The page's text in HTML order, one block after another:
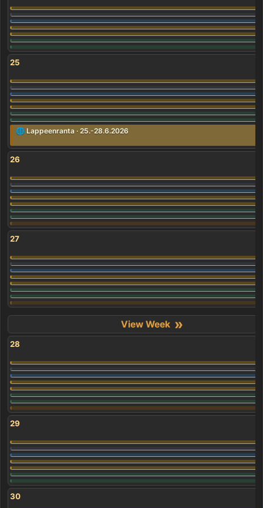
25
🌐 Lappeenranta · 25.-28.6.2026
26
27
»
28
29
30